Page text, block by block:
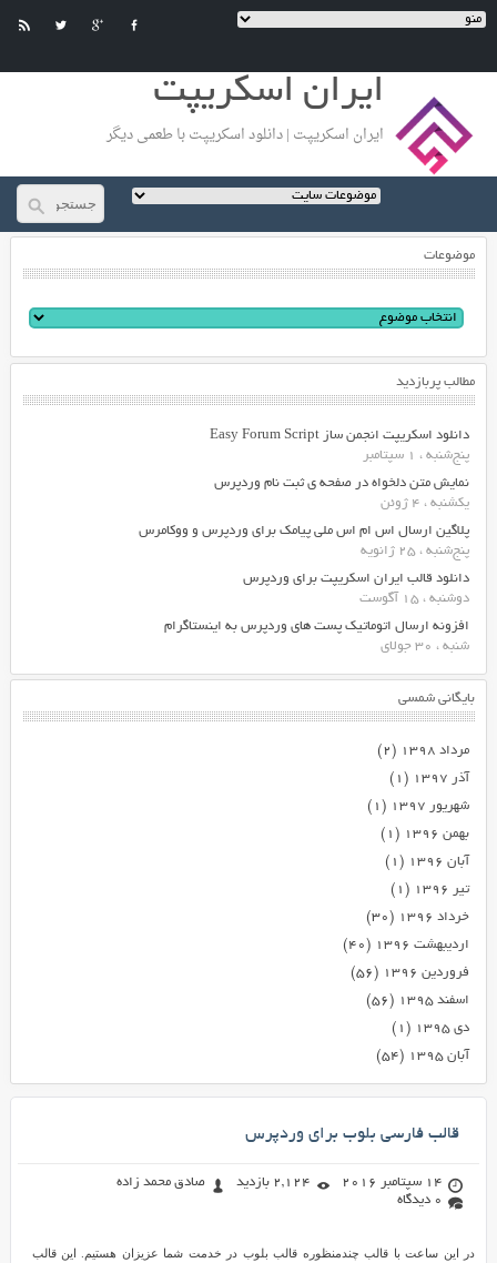
ایران اسکریپت
ایران اسکریپت | دانلود اسکریپت با طعمی دیگر
موضوعات
مطالب پربازدید
دانلود اسکریپت انجمن ساز Easy Forum Script
پنج‌شنبه ، 1 سپتامبر
نمایش متن دلخواه در صفحه ی ثبت نام وردپرس
یکشنبه ، 4 ژوئن
پلاگین ارسال اس ام اس ملی پیامک برای وردپرس و ووکامرس
پنج‌شنبه ، 25 ژانویه
دانلود قالب ایران اسکریپت برای وردپرس
دوشنبه ، 15 آگوست
افزونه ارسال اتوماتیک پست های وردپرس به اینستاگرام
شنبه ، 30 جولای
بایگانی شمسی
مرداد ۱۳۹۸
(۲)
آذر ۱۳۹۷
(۱)
شهریور ۱۳۹۷
(۱)
بهمن ۱۳۹۶
(۱)
آبان ۱۳۹۶
(۱)
تیر ۱۳۹۶
(۱)
خرداد ۱۳۹۶
(۳۰)
اردیبهشت ۱۳۹۶
(۴۰)
فروردین ۱۳۹۶
(۵۶)
اسفند ۱۳۹۵
(۵۶)
دی ۱۳۹۵
(۱)
آبان ۱۳۹۵
(۵۴)
قالب فارسی بلوب برای وردپرس
14 سپتامبر 2016 2,124 بازدید
صادق محمد زاده
0 دیدگاه
در این ساعت با قالب چندمنظوره قالب بلوب در خدمت شما عزیزان هستیم. این قالب